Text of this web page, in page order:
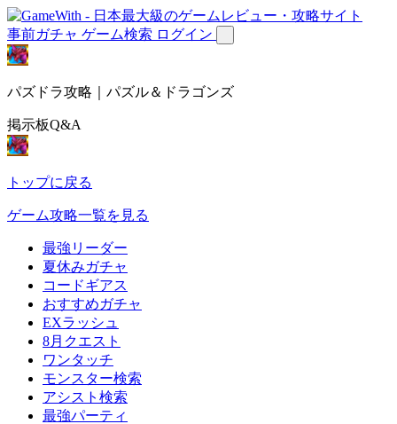
事前ガチャ ゲーム検索 ログイン
パズドラ攻略｜パズル＆ドラゴンズ
掲示板Q&A
トップに戻る
ゲーム攻略一覧を見る
最強リーダー
夏休みガチャ
コードギアス
おすすめガチャ
EXラッシュ
8月クエスト
ワンタッチ
モンスター検索
アシスト検索
最強パーティ